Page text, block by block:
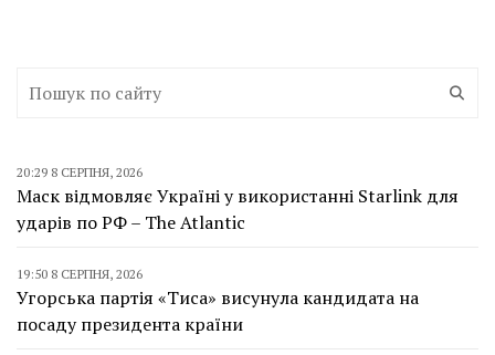
20:29 8 СЕРПНЯ, 2026
Маск відмовляє Україні у використанні Starlink для
ударів по РФ – The Atlantic
19:50 8 СЕРПНЯ, 2026
Угорська партія «Тиса» висунула кандидата на
посаду президента країни